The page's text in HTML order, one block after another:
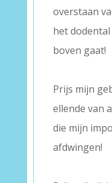
overstaan
het
boven gaat!
Prijs mijn
ellende van
die mijn
afdwingen!